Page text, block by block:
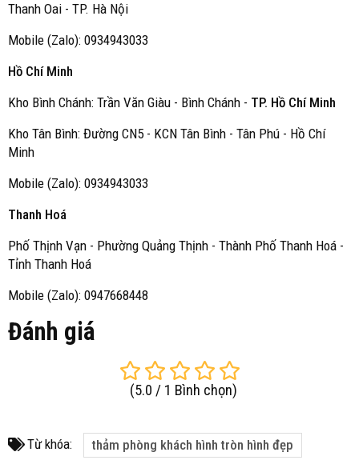
Thanh Oai - TP. Hà Nội
Mobile (Zalo): 0934943033
Hồ Chí Minh
Kho Bình Chánh: Trần Văn Giàu - Bình Chánh - TP. Hồ Chí Minh
Kho Tân Bình: Đường CN5 - KCN Tân Bình - Tân Phú - Hồ Chí
Minh
Mobile (Zalo): 0934943033
Thanh Hoá
Phố Thịnh Vạn - Phường Quảng Thịnh - Thành Phố Thanh Hoá -
Tỉnh Thanh Hoá
Mobile (Zalo): 0947668448
Đánh giá
(5.0 / 1 Bình chọn)
Từ khóa: thảm phòng khách hình tròn hình đẹp